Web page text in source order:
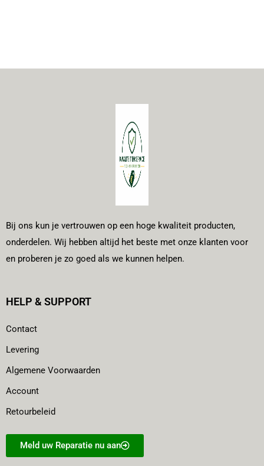
Bij ons kun je vertrouwen op een hoge kwaliteit producten,
onderdelen. Wij hebben altijd het beste met onze klanten voor
en proberen je zo goed als we kunnen helpen.
HELP & SUPPORT
Contact
Levering
Algemene Voorwaarden
Account
Retourbeleid
Meld uw Reparatie nu aan